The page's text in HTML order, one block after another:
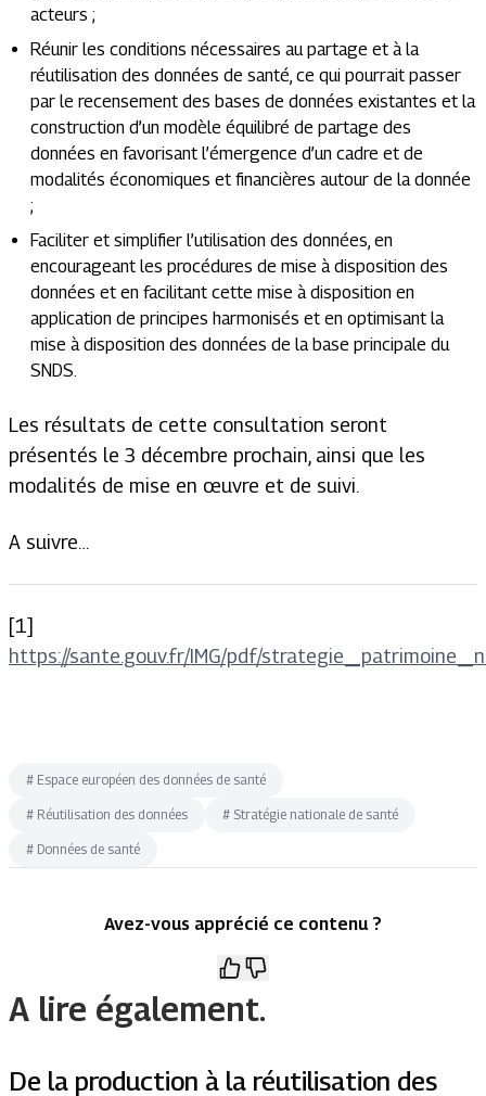
acteurs ;
Réunir les conditions nécessaires au partage et à la
réutilisation des données de santé, ce qui pourrait passer
par le recensement des bases de données existantes et la
construction d’un modèle équilibré de partage des
données en favorisant l’émergence d’un cadre et de
modalités économiques et financières autour de la donnée
;
Faciliter et simplifier l’utilisation des données, en
encourageant les procédures de mise à disposition des
données et en facilitant cette mise à disposition en
application de principes harmonisés et en optimisant la
mise à disposition des données de la base principale du
SNDS.
Les résultats de cette consultation seront
présentés le 3 décembre prochain, ainsi que les
modalités de mise en œuvre et de suivi.
A suivre…
[1]
https://sante.gouv.fr/IMG/pdf/
# Espace européen des données de santé
# Réutilisation des données # Stratégie nationale de santé
# Données de santé
Avez-vous apprécié ce contenu ?
A lire également.
De la production à la réutilisation des